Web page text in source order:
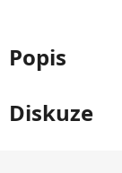
Popis
Diskuze